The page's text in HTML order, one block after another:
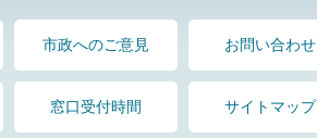
市政へのご意見 お問い合わせ
窓口受付時間 サイトマップ